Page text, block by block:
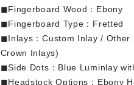
◼︎Fingerboard Wood：Ebony
◼︎Fingerboard Type：Fretted
◼︎Inlays：Custom Inlay / Other
Crown Inlays)
◼︎Side Dots：Blue Luminlay
◼︎Headstock Options：Ebony